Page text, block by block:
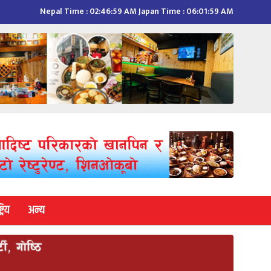
Nepal Time :02:47:00 AMJapan Time :06:02:00 AM
अन्य